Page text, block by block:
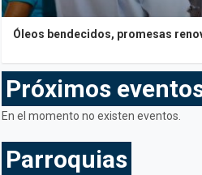
Óleos bendecidos, promesas
Próximos
En el momento no existen eventos.
Parroquias